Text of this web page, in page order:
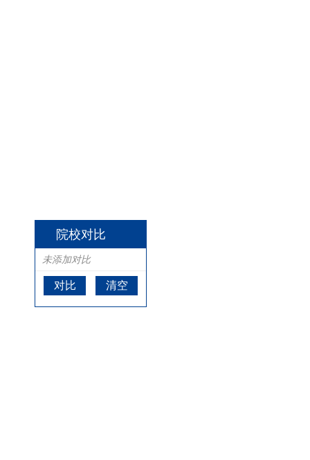
院校对比
未添加对比
对比 清空